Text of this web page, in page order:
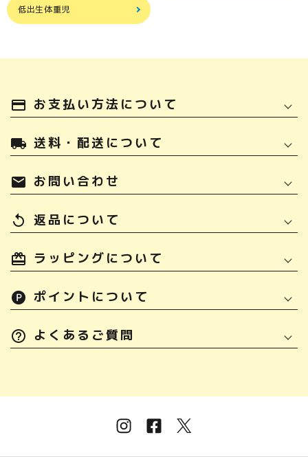
低出生体重児
payment お支払い方法について
local_shipping 送料・配送について
mail お問い合わせ
replay 返品について
ラッピングについて
ポイントについて
よくあるご質問